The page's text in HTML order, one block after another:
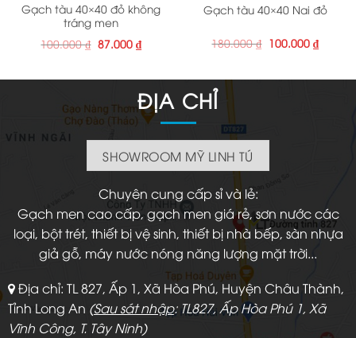
Gạch tàu 40×40 đỏ không
tráng men
100.000₫ Giá
gốc
87.000 ₫Giá
hiện
87.000 ₫.
Gạch tàu 40×40 Nai đỏ
180.000₫ Giá
gốc
100.000 ₫Giá
hiện
ĐỊA CHỈ
SHOWROOM MỸ LINH TÚ
Chuyên cung cấp sỉ và lẻ:
Gạch men cao cấp, gạch men giá rẻ, sơn nước các
loại, bột trét, thiết bị vệ sinh, thiết bị nhà bếp, sàn nhựa
giả gỗ, máy nước nóng năng lượng mặt trời...
Địa chỉ: TL 827, Ấp 1, Xã Hòa Phú, Huyện Châu Thành,
Tỉnh Long An (Sau sát nhập: TL827, Ấp Hòa Phú 1, Xã
Vĩnh Công, T. Tây Ninh)